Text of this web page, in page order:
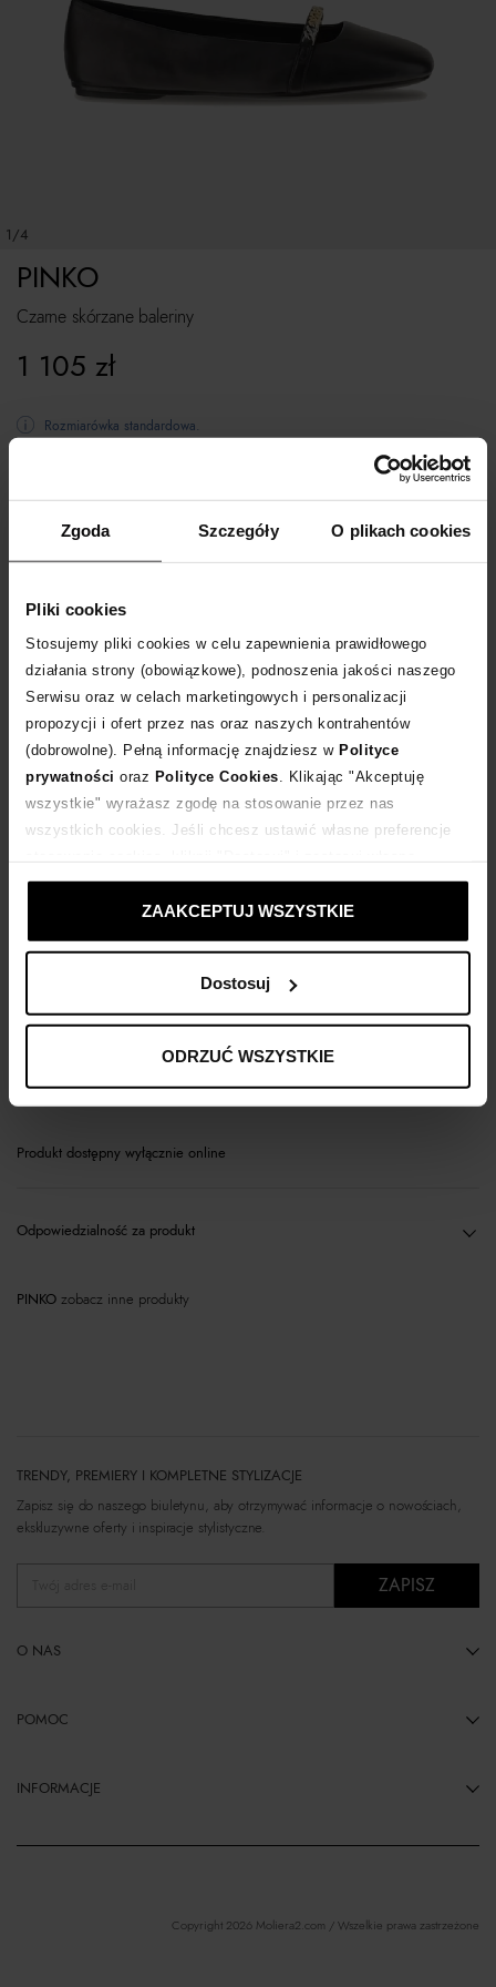
Zgoda Szczegóły O plikach cookies
Pliki cookies
Stosujemy pliki cookies w celu zapewnienia prawidłowego
działania strony (obowiązkowe), podnoszenia jakości naszego
Serwisu oraz w celach marketingowych i personalizacji
propozycji i ofert przez nas oraz naszych kontrahentów
(dobrowolne). Pełną informację znajdziesz w Polityce
prywatności oraz Polityce Cookies . Klikając "Akceptuję
wszystkie" wyrażasz zgodę na stosowanie przez nas
wszystkich cookies. Jeśli chcesz ustawić własne preferencje
ustawienia prywatności.
ZAAKCEPTUJ WSZYSTKIE
Dostosuj
ODRZUĆ WSZYSTKIE
1/4
Czarne skórzane baleriny
PINKO
1 105 zł
Rozmiarówka standardowa.
WYBIERZ ROZMIAR
DODAJ DO KOSZYKA
Dostawa
14 dni na zwrot towaru
+221 punktów zyskujesz w Klubie Korzyści
Kup teraz, Zapłać później!
Produkt partnerskiMoliera2
Opis produktu
Materiał
Produkt dostępny wyłącznie online
Odpowiedzialność za produkt
PINKO zobacz inne produkty
TRENDY, PREMIERY I KOMPLETNE STYLIZACJE
Zapisz się do naszego biuletynu, aby otrzymywać informacje o nowościach,
ekskluzywne oferty i inspiracje stylistyczne.
ZAPISZ
O NAS
POMOC
INFORMACJE
Copyright 2026 Moliera2.com / Wszelkie prawa zastrzeżone